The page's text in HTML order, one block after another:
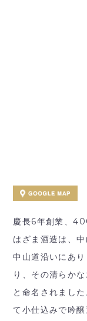
慶長6年創業、
はざま酒造は、
中山道沿いにあ
り、その清らか
と命名されまし
て小仕込みで吟